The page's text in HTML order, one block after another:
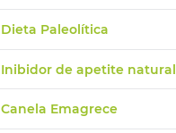
Dieta Paleolítica
Inibidor de apetite natural
Canela Emagrece